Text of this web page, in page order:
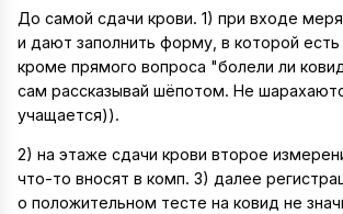
До самой сдачи крови. 1) при входе
и дают заполнить форму, в которой есть
кроме прямого вопроса "болели ли
сам рассказывай шёпотом. Не
учащается)).
2) на этаже сдачи крови второе
что-то вносят в комп. 3) далее
о положительном тесте на ковид не